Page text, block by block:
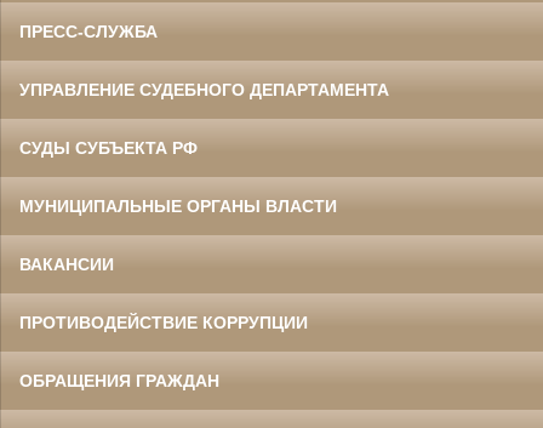
ПРЕСС-СЛУЖБА
УПРАВЛЕНИЕ СУДЕБНОГО ДЕПАРТАМЕНТА
СУДЫ СУБЪЕКТА РФ
МУНИЦИПАЛЬНЫЕ ОРГАНЫ ВЛАСТИ
ВАКАНСИИ
ПРОТИВОДЕЙСТВИЕ КОРРУПЦИИ
ОБРАЩЕНИЯ ГРАЖДАН